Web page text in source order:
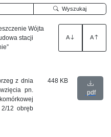
Wyszukaj
Wójta
stacji
A A
z dnia
pn.
12 obręb
448 KB
pdf